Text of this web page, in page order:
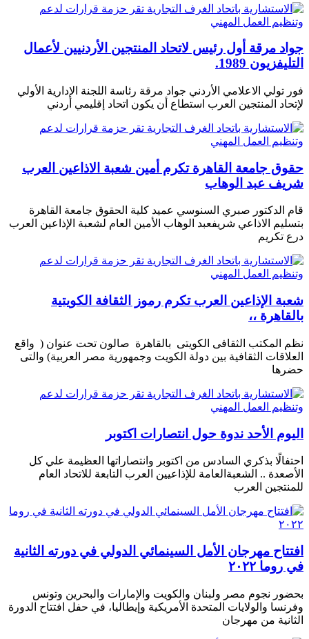
جواد مرقة أول رئيس لاتحاد المنتجين الأردنيين لأعمال
التليفزيون 1989.
فور تولي الاعلامي الأردني جواد مرقة رئاسة اللجنة الإدارية الأولي
لإتحاد المنتجين العرب استطاع أن يكون اتحاد إقليمي أردني
حقوق جامعة القاهرة تكرم أمين شعبة الاذاعين العرب
شريف عبد الوهاب
قام الدكتور صبري السنوسي عميد كلية الحقوق جامعة القاهرة
بتسليم الاذاعي شريفعبد الوهاب الأمين العام لشعبة الإذاعين العرب
درع تكريم
شعبة الإذاعين العرب تكرم رموز الثقافة الكويتية
بالقاهرة ،،
نظم المكتب الثقافى الكويتى بالقاهرة صالون تحت عنوان ( واقع
العلاقات الثقافية بين دولة الكويت وجمهورية مصر العربية) والتى
حضرها
اليوم الأحد ندوة حول انتصارات اكتوبر
احتفالًا بذكري السادس من اكتوبر وانتصاراتها العظيمة علي كل
الأصعدة .. الشعبةالعامة للإذاعيين العرب التابعة للاتحاد العام
للمنتجين العرب
افتتاح مهرجان الأمل السينمائي الدولي في دورته الثانية
في روما ٢٠٢٢
بحضور نجوم مصر ولبنان والكويت والإمارات والبحرين وتونس
وفرنسا والولايات المتحدة الأمريكية وإيطاليا، في حفل افتتاح الدورة
الثانية من مهرجان